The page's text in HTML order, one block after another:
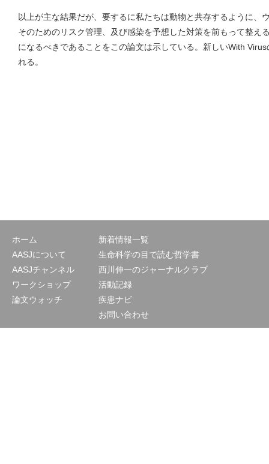
以上が主な結果だが、要するに私たちは動物と共存するように、
そのためのリスク管理、及び感染を予想した対策を前もって整え
になるべきであることをこの論文は示している。新しいWith
れる。
ホーム
AASJについて
AASJチャンネル
ワークショップ
論文ウォッチ
新着情報一覧
生命科学の目で読む哲学書
西川伸一のジャーナルクラブ
活動記録
疾患ナビ
お問い合わせ